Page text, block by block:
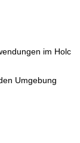
im Holc
Umgebung